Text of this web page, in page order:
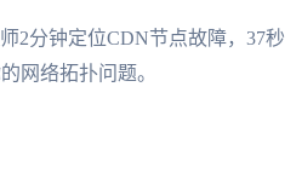
2分钟定位CDN节点故障，37秒
网络拓扑问题。